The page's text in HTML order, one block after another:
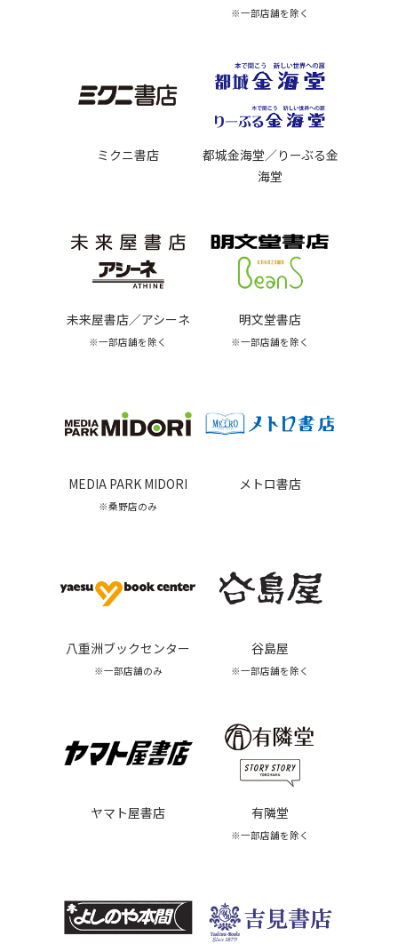
※一部店舗を除く
ミクニ書店
都城金海堂／りーぶる金
海堂
未来屋書店／アシーネ
※一部店舗を除く
明文堂書店
※一部店舗を除く
MEDIA PARK MIDORI
※桑野店のみ
メトロ書店
八重洲ブックセンター
※一部店舗のみ
谷島屋
※一部店舗を除く
ヤマト屋書店 有隣堂
※一部店舗を除く